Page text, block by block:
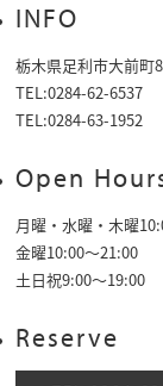
INFO
栃木県足利市大前町
TEL:0284-62-6537
TEL:0284-63-1952
Open
月曜・水曜・木曜
金曜10:00〜21:00
土日祝9:00〜19:00
Reserve